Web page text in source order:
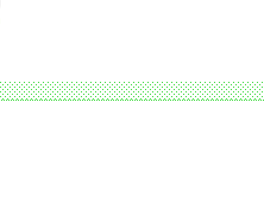
des sirènes